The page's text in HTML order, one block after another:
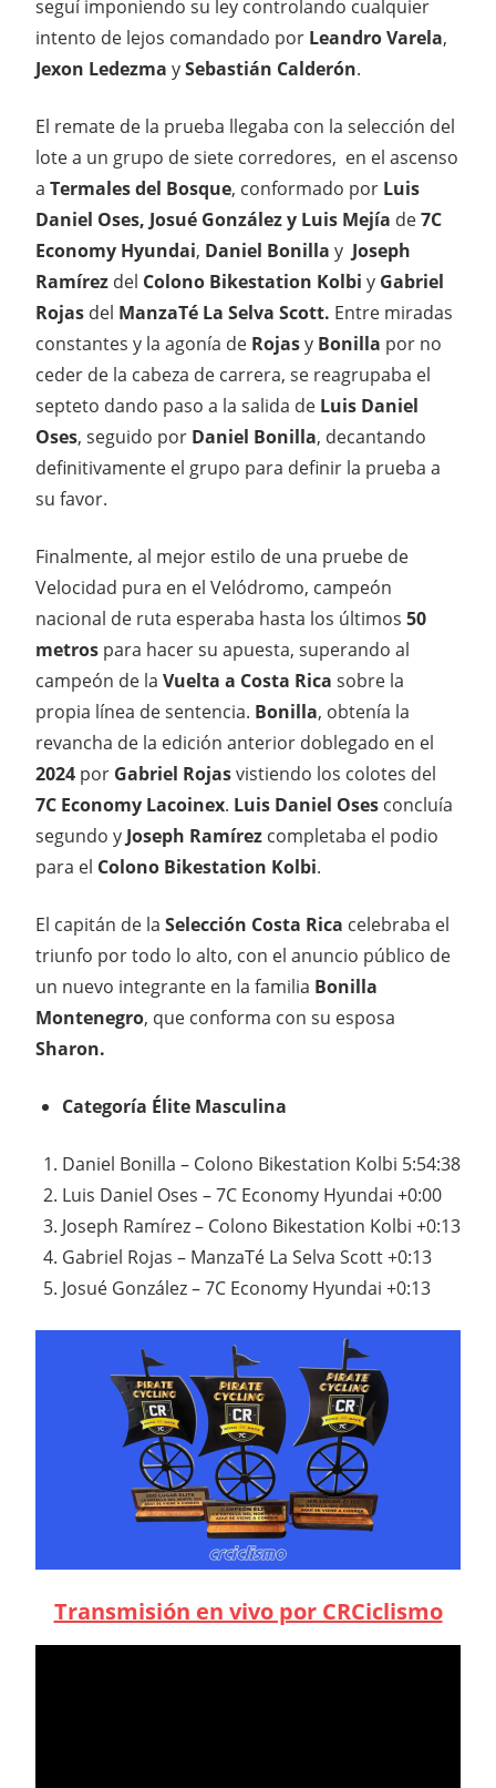
seguí imponiendo su ley controlando cualquier
intento de lejos comandado por Leandro Varela,
Jexon Ledezma ySebastián Calderón.
El remate de la prueba llegaba con la selección del
lote a un grupo de siete corredores, en el ascenso
a Termales del Bosque, conformado por Luis
Daniel Oses, Josué González y Luis Mejía de7C
Economy Hyundai, Daniel Bonilla y Joseph
Ramírez del Colono Bikestation Kolbi y Gabriel
Rojas del ManzaTé La Selva Scott. Entre miradas
constantes y la agonía de Rojasy Bonilla por no
ceder de la cabeza de carrera, se reagrupaba el
septeto dando paso a la salida de Luis Daniel
Oses, seguido por Daniel Bonilla, decantando
definitivamente el grupo para definir la prueba a
su favor.
Finalmente, al mejor estilo de una pruebe de
Velocidad pura en el Velódromo, campeón
nacional de ruta esperaba hasta los últimos 50
metros para hacer su apuesta, superando al
campeón de la Vuelta a Costa Rica sobre la
propia línea de sentencia. Bonilla, obtenía la
revancha de la edición anterior doblegado en el
2024 por Gabriel Rojasvistiendo los colotes del
7C Economy Lacoinex. Luis Daniel Oses concluía
segundo y Joseph Ramírez completaba el podio
para el Colono Bikestation Kolbi.
El capitán de la Selección Costa Rica celebraba el
triunfo por todo lo alto, con el anuncio público de
un nuevo integrante en la familia Bonilla
Montenegro, que conforma con su esposa
Sharon.
Categoría Élite Masculina
Daniel Bonilla – Colono Bikestation Kolbi 5:54:38
Luis Daniel Oses – 7C Economy Hyundai +0:00
Joseph Ramírez – Colono Bikestation Kolbi +0:13
Gabriel Rojas – ManzaTé La Selva Scott +0:13
Josué González – 7C Economy Hyundai +0:13
Transmisión en vivo por CRCiclismo